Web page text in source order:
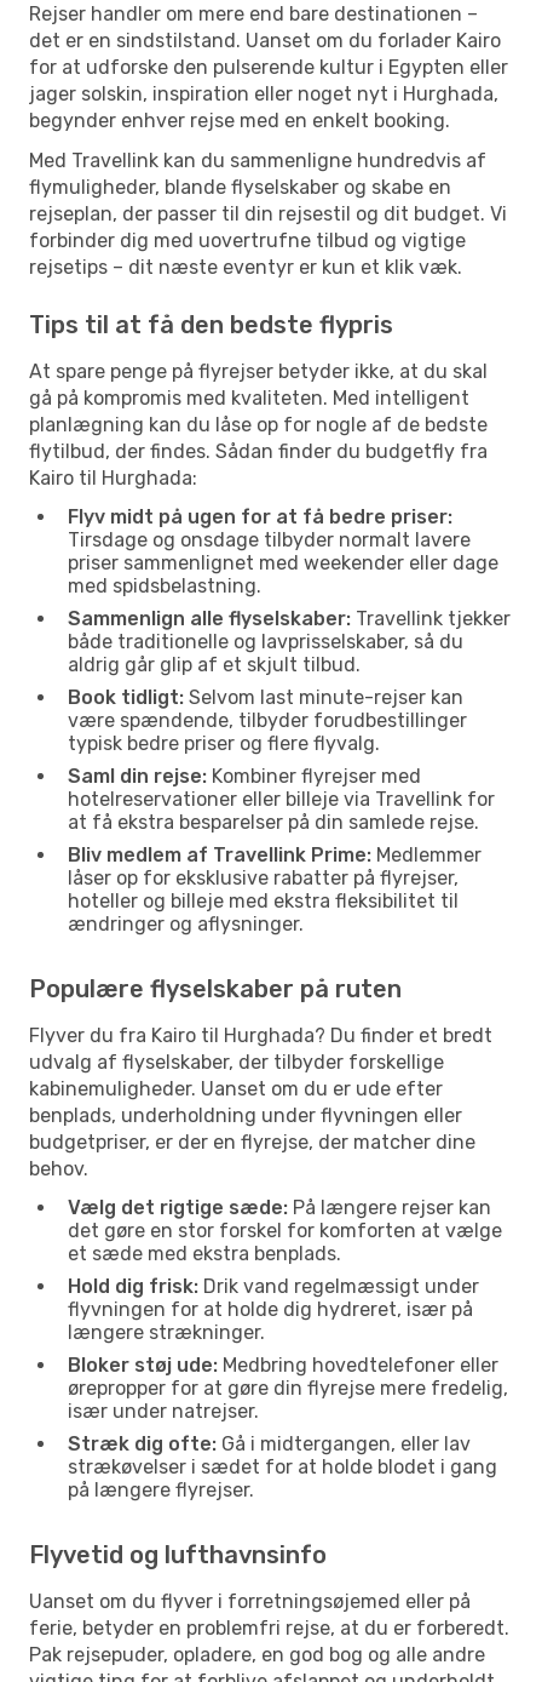
Rejser handler om mere end bare destinationen –
det er en sindstilstand. Uanset om du forlader Kairo
for at udforske den pulserende kultur i Egypten eller
jager solskin, inspiration eller noget nyt i Hurghada,
begynder enhver rejse med en enkelt booking.
Med Travellink kan du sammenligne hundredvis af
flymuligheder, blande flyselskaber og skabe en
rejseplan, der passer til din rejsestil og dit budget. Vi
forbinder dig med uovertrufne tilbud og vigtige
rejsetips – dit næste eventyr er kun et klik væk.
Tips til at få den bedste flypris
At spare penge på flyrejser betyder ikke, at du skal
gå på kompromis med kvaliteten. Med intelligent
planlægning kan du låse op for nogle af de bedste
flytilbud, der findes. Sådan finder du budgetfly fra
Kairo til Hurghada:
Flyv midt på ugen for at få bedre priser:
Tirsdage og onsdage tilbyder normalt lavere
priser sammenlignet med weekender eller dage
med spidsbelastning.
Sammenlign alle flyselskaber: Travellink tjekker
både traditionelle og lavprisselskaber, så du
aldrig går glip af et skjult tilbud.
Book tidligt: Selvom last minute-rejser kan
være spændende, tilbyder forudbestillinger
typisk bedre priser og flere flyvalg.
Saml din rejse: Kombiner flyrejser med
hotelreservationer eller billeje via Travellink for
at få ekstra besparelser på din samlede rejse.
Bliv medlem af Travellink Prime: Medlemmer
låser op for eksklusive rabatter på flyrejser,
hoteller og billeje med ekstra fleksibilitet til
ændringer og aflysninger.
Populære flyselskaber på ruten
Flyver du fra Kairo til Hurghada? Du finder et bredt
udvalg af flyselskaber, der tilbyder forskellige
kabinemuligheder. Uanset om du er ude efter
benplads, underholdning under flyvningen eller
budgetpriser, er der en flyrejse, der matcher dine
behov.
Vælg det rigtige sæde: På længere rejser kan
det gøre en stor forskel for komforten at vælge
et sæde med ekstra benplads.
Hold dig frisk: Drik vand regelmæssigt under
flyvningen for at holde dig hydreret, især på
længere strækninger.
Bloker støj ude: Medbring hovedtelefoner eller
ørepropper for at gøre din flyrejse mere fredelig,
især under natrejser.
Stræk dig ofte: Gå i midtergangen, eller lav
strækøvelser i sædet for at holde blodet i gang
på længere flyrejser.
Flyvetid og lufthavnsinfo
Uanset om du flyver i forretningsøjemed eller på
ferie, betyder en problemfri rejse, at du er forberedt.
Pak rejsepuder, opladere, en god bog og alle andre